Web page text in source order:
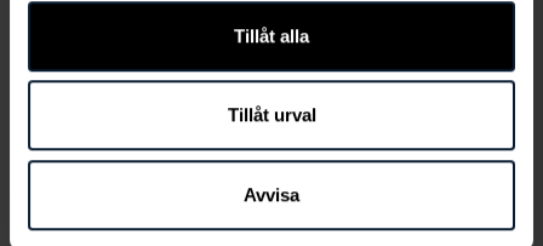
Tillåt alla
Tillåt urval
Avvisa
LÄGG TILL